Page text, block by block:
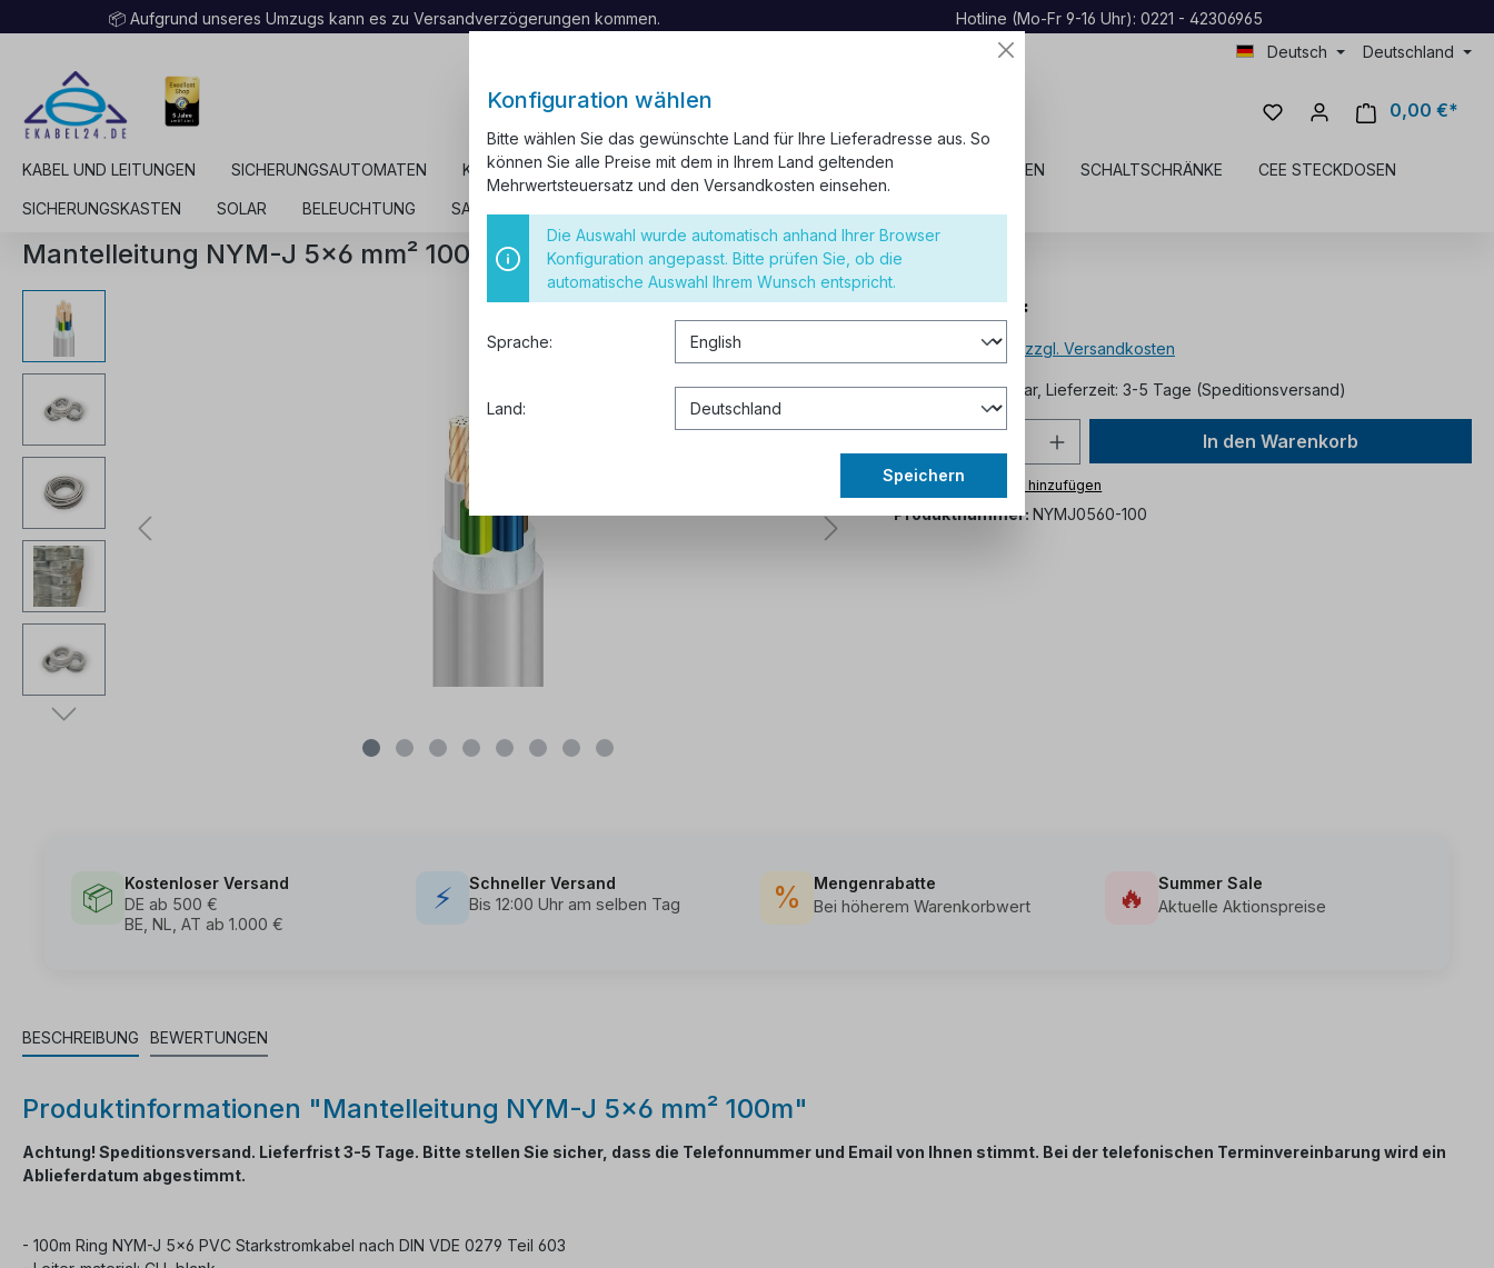
📦 Aufgrund unseres Umzugs kann es zu Versandverzögerungen kommen.
Hotline (Mo-Fr 9-16 Uhr): 0221 - 42306965
Deutsch
Deutschland
0,00 €*
KABEL UND LEITUNGEN SICHERUNGSAUTOMATEN KABELKANAL INSTALLATIONSMATERIAL SCHALTER UND STECKDOSEN SCHALTSCHRÄNKE CEE STECKDOSEN
SICHERUNGSKASTEN SOLAR BELEUCHTUNG SALE RESTPOSTEN
Mantelleitung NYM-J 5x6 mm² 100m
449,11 €*
Preise inkl. MwSt. zzgl. Versandkosten
Sofort verfügbar, Lieferzeit: 3-5 Tage (Speditionsversand)
In den Warenkorb
Zum Merkzettel hinzufügen
Produktnummer: NYMJ0560-100
📦
Kostenloser Versand
DE ab 500 €
BE, NL, AT ab 1.000 €
⚡
Schneller Versand
Bis 12:00 Uhr am selben Tag
%
Mengenrabatte
Bei höherem Warenkorbwert
🔥
Summer Sale
Aktuelle Aktionspreise
BESCHREIBUNG BEWERTUNGEN
Produktinformationen "Mantelleitung NYM-J 5x6 mm² 100m"
Achtung! Speditionsversand. Lieferfrist 3-5 Tage. Bitte stellen Sie sicher, dass die Telefonnummer und Email von Ihnen stimmt. Bei der telefonischen Terminvereinbarung wird ein
Ablieferdatum abgestimmt.
- 100m Ring NYM-J 5x6 PVC Starkstromkabel nach DIN VDE 0279 Teil 603
Konfiguration wählen
Bitte wählen Sie das gewünschte Land für Ihre Lieferadresse aus. So
können Sie alle Preise mit dem in Ihrem Land geltenden
Mehrwertsteuersatz und den Versandkosten einsehen.
Die Auswahl wurde automatisch anhand Ihrer Browser
Konfiguration angepasst. Bitte prüfen Sie, ob die
automatische Auswahl Ihrem Wunsch entspricht.
Sprache:
Land:
Speichern